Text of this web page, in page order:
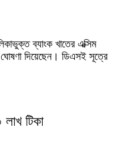
ব্যাংক খাতের এক্সিম
ঘোষণা দিয়েছেন। ডিএসই সূত্রে
টিকা